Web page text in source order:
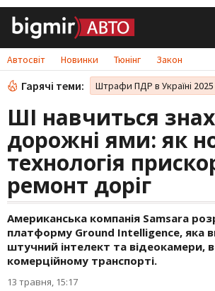
Автосвіт Новинки Тюнінг Закон
Гарячі теми: Штрафи ПДР в Україні 2025
ШІ навчиться
дорожні ями: як
технологія
ремонт доріг
Американська компанія Samsara
платформу Ground Intelligence, яка
штучний інтелект та відеокамери,
комерційному транспорті.
13 травня, 15:17